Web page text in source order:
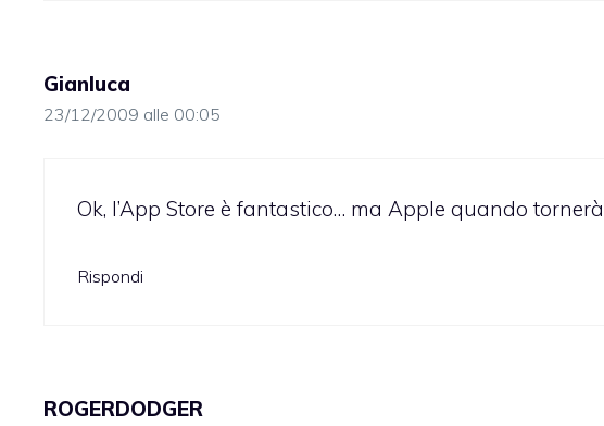
Gianluca
23/12/2009 alle 00:05
Ok, l’App Store è fantastico… ma Apple quando
Rispondi
ROGERDODGER